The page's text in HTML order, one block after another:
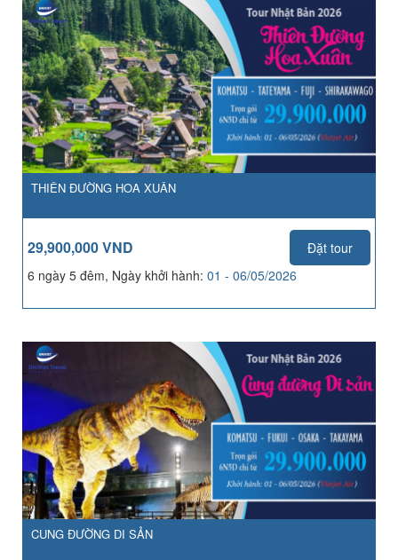
THIÊN ĐƯỜNG HOA XUÂN
29,900,000 VND
Đặt tour
6 ngày 5 đêm, Ngày khởi hành: 01 - 06/05/2026
CUNG ĐƯỜNG DI SẢN